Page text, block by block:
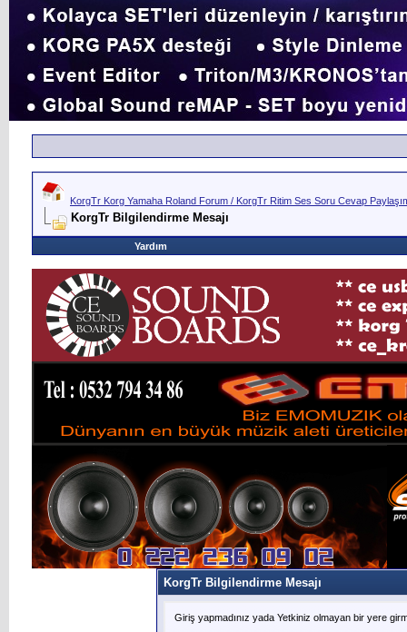
KorgTr Korg Yamaha Roland Forum / KorgTr Ritim Ses Soru Cevap
KorgTr Bilgilendirme Mesajı
Yardım
KorgTr Bilgilendirme Mesajı
Giriş yapmadınız yada Yetkiniz olmayan bir yere